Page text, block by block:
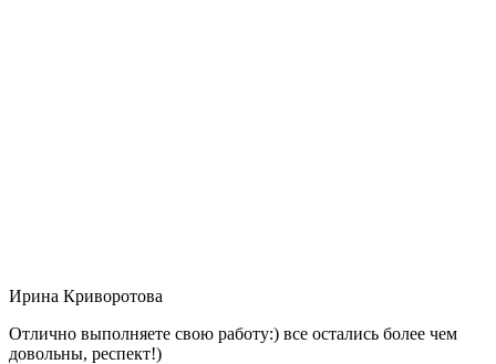
Ирина Криворотова
Отлично выполняете свою работу:) все остались более чем
довольны, респект!)